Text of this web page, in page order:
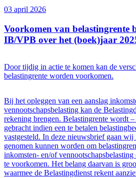
03 april 2026
Voorkomen van belastingrente
IB/VPB over het (boek)jaar
Door tijdig in actie te komen kan de
belastingrente worden voorkomen.
Bij het opleggen van een aanslag
vennootschapsbelasting kan de
rekening brengen. Belastingrente wordt
gebracht indien een te betalen
vastgesteld. In deze nieuwsbrief gaan wij
genomen kunnen worden om
inkomsten- en/of
te voorkomen. Het belang daarvan is
waarmee de Belastingdienst rekent